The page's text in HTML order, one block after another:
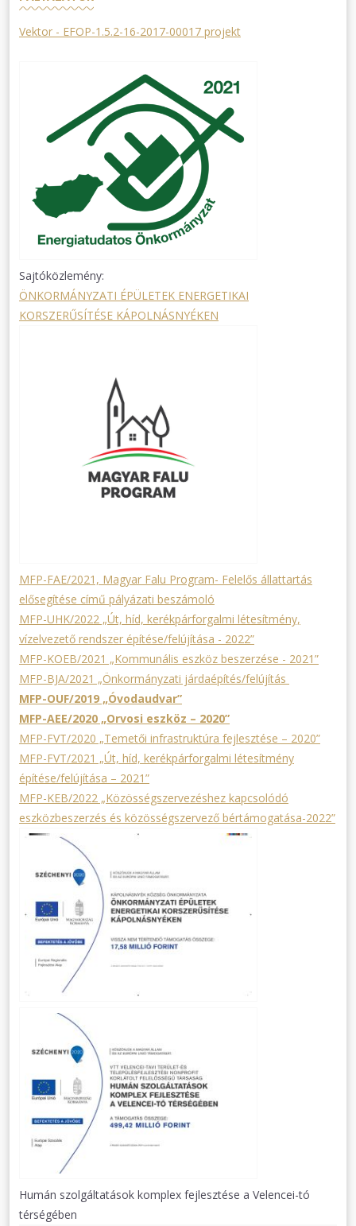
Vektor - EFOP-1.5.2-16-2017-00017 projekt
Sajtóközlemény:
ÖNKORMÁNYZATI ÉPÜLETEK ENERGETIKAI
KORSZERŰSÍTÉSE KÁPOLNÁSNYÉKEN
MFP-FAE/2021, Magyar Falu Program- Felelős állattartás
elősegítése című pályázati beszámoló
MFP-UHK/2022 „Út, híd, kerékpárforgalmi létesítmény,
vízelvezető rendszer építése/felújítása - 2022”
MFP-KOEB/2021 „Kommunális eszköz beszerzése - 2021”
MFP-BJA/2021 „Önkormányzati járdaépítés/felújítás
MFP-OUF/2019 „Óvodaudvar”
MFP-AEE/2020 „Orvosi eszköz – 2020”
MFP-FVT/2020 „Temetői infrastruktúra fejlesztése – 2020”
MFP-FVT/2021 „Út, híd, kerékpárforgalmi létesítmény
építése/felújítása – 2021”
MFP-KEB/2022 „Közösségszervezéshez kapcsolódó
eszközbeszerzés és közösségszervező bértámogatása-2022”
Humán szolgáltatások komplex fejlesztése a Velencei-tó
térségében